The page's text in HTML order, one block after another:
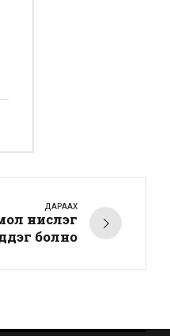
ДАРААХ
нислэг
болно